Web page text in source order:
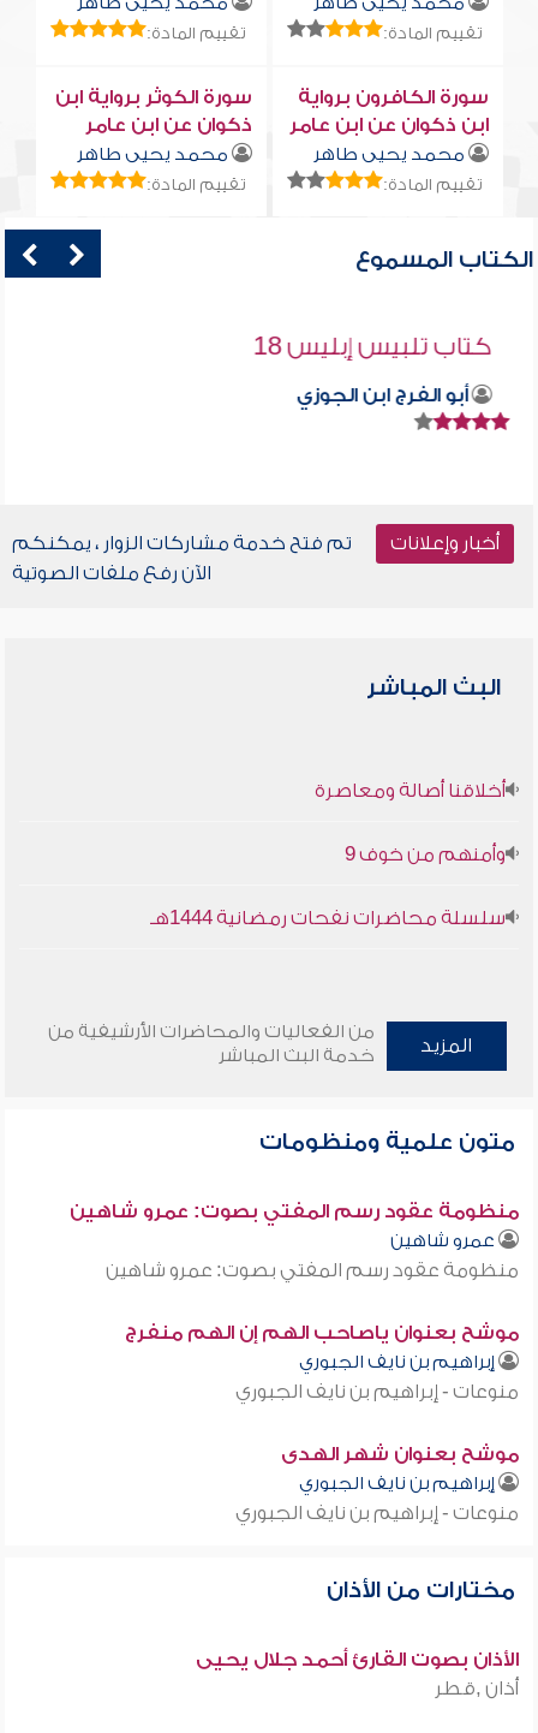
تقييم المادة: تقييم المادة:
سورة الكافرون برواية
ابن ذكوان عن ابن عامر
محمد يحيى طاهر
تقييم المادة:
سورة الكوثر برواية ابن
ذكوان عن ابن عامر
محمد يحيى طاهر
تقييم المادة:
الكتاب المسموع
كتاب تلبيس إبليس 18
أبو الفرج ابن الجوزي
أخبار وإعلانات
تم فتح خدمة مشاركات الزوار ، يمكنكم
الآن رفع ملفات الصوتية
البث المباشر
أخلاقنا أصالة ومعاصرة
وأمنهم من خوف 9
سلسلة محاضرات نفحات رمضانية 1444هـ
المزيد
من الفعاليات والمحاضرات الأرشيفية من
خدمة البث المباشر
متون علمية ومنظومات
منظومة عقود رسم المفتي بصوت: عمرو شاهين
عمرو شاهين
منظومة عقود رسم المفتي بصوت: عمرو شاهين
موشح بعنوان ياصاحب الهم إن الهم منفرج
إبراهيم بن نايف الجبوري
منوعات - إبراهيم بن نايف الجبوري
موشح بعنوان شهر الهدى
إبراهيم بن نايف الجبوري
منوعات - إبراهيم بن نايف الجبوري
مختارات من الأذان
الأذان بصوت القارئ أحمد جلال يحيى
أذان ,قطر